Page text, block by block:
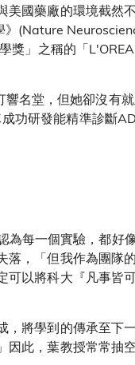
美國藥廠的環境截然
(Nature
獎」之稱的「
名堂，但她卻沒有
功研發能精準診斷
為每一個實驗，都好
落，「但我作為團隊
可以將科大『凡事皆
，將學到的傳承至下
此，葉教授常常抽